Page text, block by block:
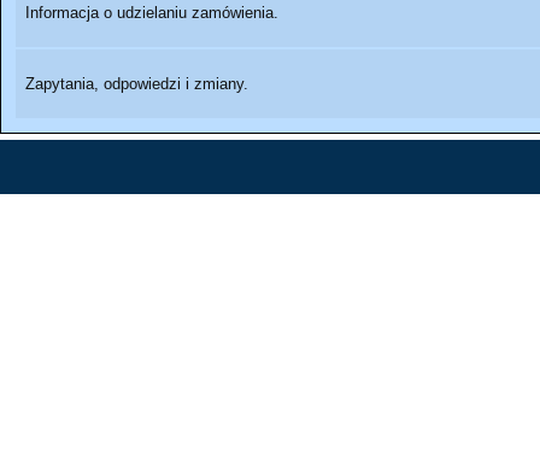
Informacja o udzielaniu zamówienia.
Zapytania, odpowiedzi i zmiany.